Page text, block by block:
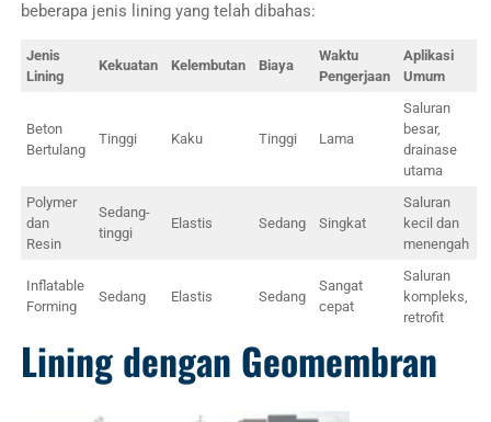
beberapa jenis lining yang telah dibahas:
Jenis
Lining
Kekuatan Kelembutan Biaya
Waktu
Pengerjaan
Aplikasi
Umum
Beton
Bertulang
Tinggi Kaku Tinggi Lama
Saluran
besar,
drainase
utama
Polymer
dan
Resin
Sedang-
tinggi
Elastis Sedang Singkat
Saluran
kecil dan
menengah
Inflatable
Forming
Sedang Elastis Sedang
Sangat
cepat
Saluran
kompleks,
retrofit
Lining dengan Geomembran